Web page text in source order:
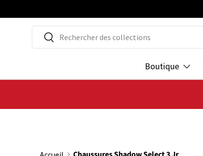
ALLER AU CONTENU
Recherche
Rechercher
Boutique